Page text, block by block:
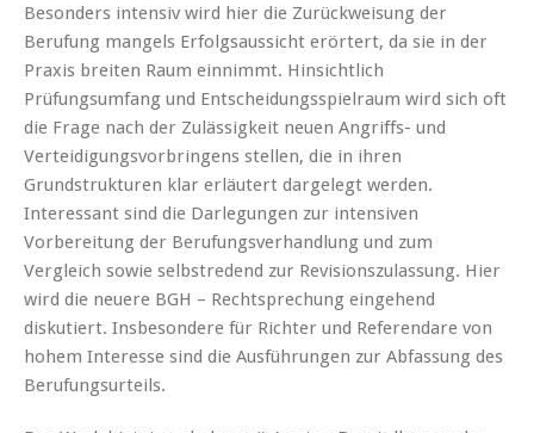
Besonders intensiv wird hier die Zurückweisung der
Berufung mangels Erfolgsaussicht erörtert, da sie in der
Praxis breiten Raum einnimmt. Hinsichtlich
Prüfungsumfang und Entscheidungsspielraum wird sich oft
die Frage nach der Zulässigkeit neuen Angriffs- und
Verteidigungsvorbringens stellen, die in ihren
Grundstrukturen klar erläutert dargelegt werden.
Interessant sind die Darlegungen zur intensiven
Vorbereitung der Berufungsverhandlung und zum
Vergleich sowie selbstredend zur Revisionszulassung. Hier
wird die neuere BGH – Rechtsprechung eingehend
diskutiert. Insbesondere für Richter und Referendare von
hohem Interesse sind die Ausführungen zur Abfassung des
Berufungsurteils.